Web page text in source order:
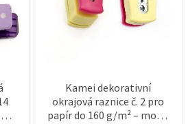
Kamei dekorativní
okrajová raznice č. 2 pro
papír do 160 g/m² – motiv